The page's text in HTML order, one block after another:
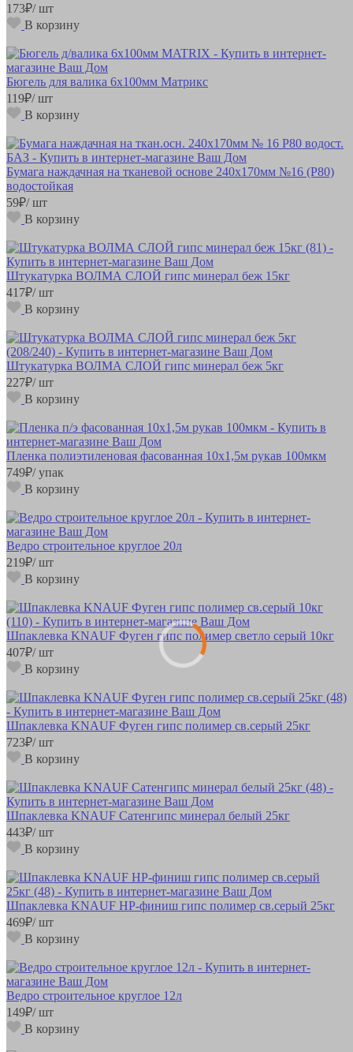
173₽/ шт
В корзину
Бюгель для валика 6х100мм Mатрикс
119₽/ шт
В корзину
Бумага наждачная на тканевой основе 240х170мм №16 (Р80)
водостойкая
59₽/ шт
В корзину
Штукатурка ВОЛМА СЛОЙ гипс минерал беж 15кг
417₽/ шт
В корзину
Штукатурка ВОЛМА СЛОЙ гипс минерал беж 5кг
227₽/ шт
В корзину
Пленка полиэтиленовая фасованная 10х1,5м рукав 100мкм
749₽/ упак
В корзину
Ведро строительное круглое 20л
219₽/ шт
В корзину
Шпаклевка KNAUF Фуген гипс полимер светло серый 10кг
407₽/ шт
В корзину
Шпаклевка KNAUF Фуген гипс полимер св.серый 25кг
723₽/ шт
В корзину
Шпаклевка KNAUF Сатенгипс минерал белый 25кг
443₽/ шт
В корзину
Шпаклевка KNAUF HP-финиш гипс полимер св.серый 25кг
469₽/ шт
В корзину
Ведро строительное круглое 12л
149₽/ шт
В корзину